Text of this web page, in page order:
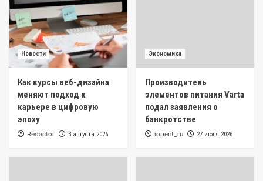
Новости
Как курсы веб-дизайна
меняют подход к
карьере в цифровую
эпоху
Redactor 3 августа 2026
Экономика
Производитель
элементов питания Varta
подал заявления о
банкротстве
iopent_ru 27 июля 2026